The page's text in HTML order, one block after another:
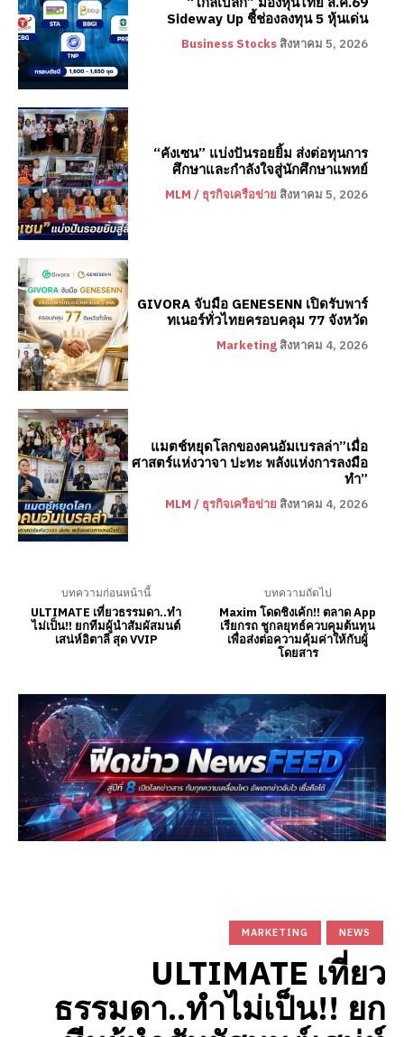
Sideway Up ชี้ช่องลงทุน 5 หุ้นเด่น
Business Stocks สิงหาคม 5, 2026
“คังเซน” แบ่งปันรอยยิ้ม ส่งต่อทุนการ
ศึกษาและกำลังใจสู่นักศึกษาแพทย์
MLM / ธุรกิจเครือข่าย สิงหาคม 5, 2026
GIVORA จับมือ GENESENN เปิดรับพาร์
ทเนอร์ทั่วไทยครอบคลุม 77 จังหวัด
Marketing สิงหาคม 4, 2026
แมตช์หยุดโลกของคนอัมเบรลล่า”เมื่อ
ศาสตร์แห่งวาจา ปะทะ พลังแห่งการลงมือ
ทำ”
MLM / ธุรกิจเครือข่าย สิงหาคม 4, 2026
บทความก่อนหน้านี้
ULTIMATE เที่ยวธรรมดา..ทำ
ไม่เป็น!! ยกทีมผู้นำสัมผัสมนต์
เสน่ห์อิตาลี สุด VVIP
บทความถัดไป
Maxim โดดชิงเค้ก!! ตลาด App
เรียกรถ ชูกลยุทธ์ควบคุมต้นทุน
เพื่อส่งต่อความคุ้มค่าให้กับผู้
โดยสาร